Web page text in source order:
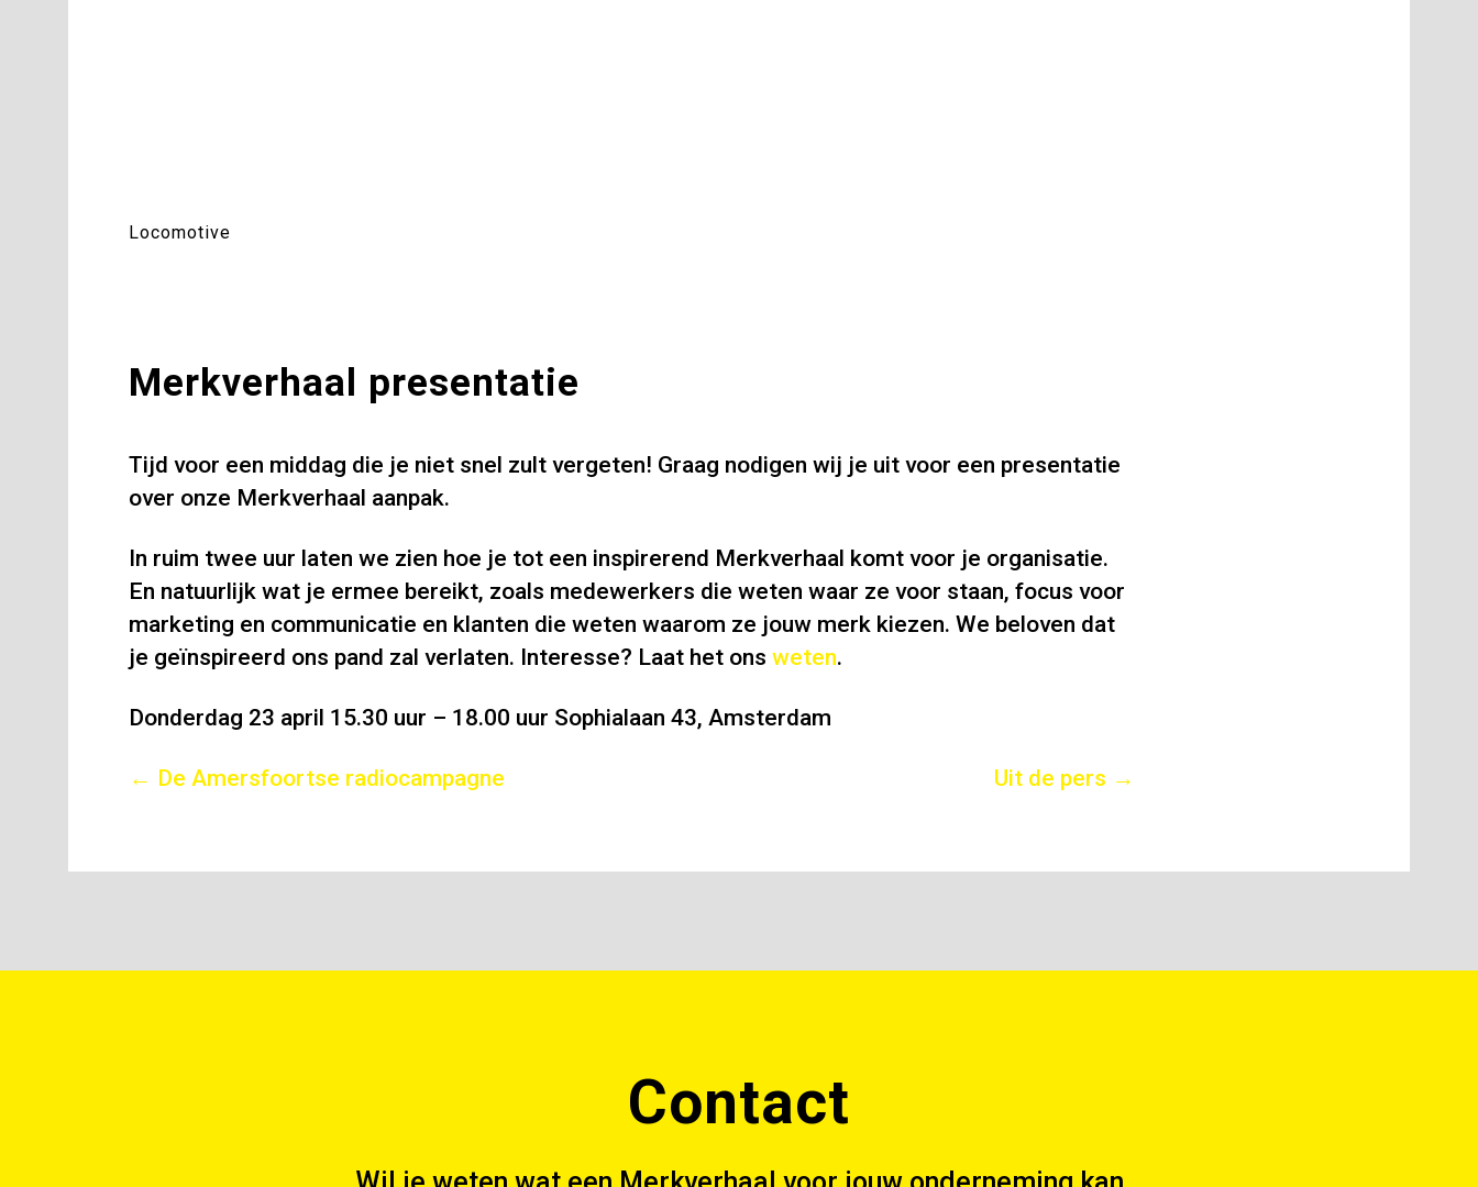
Locomotive
Merkverhaal presentatie
Tijd voor een middag die je niet snel zult vergeten! Graag nodigen wij je uit voor een presentatie
over onze Merkverhaal aanpak.
In ruim twee uur laten we zien hoe je tot een inspirerend Merkverhaal komt voor je organisatie.
En natuurlijk wat je ermee bereikt, zoals medewerkers die weten waar ze voor staan, focus voor
marketing en communicatie en klanten die weten waarom ze jouw merk kiezen. We beloven dat
je geïnspireerd ons pand zal verlaten. Interesse? Laat het ons weten.
Donderdag 23 april 15.30 uur – 18.00 uur Sophialaan 43, Amsterdam
Posts
navigation
← De Amersfoortse radiocampagne Uit de pers →
Contact